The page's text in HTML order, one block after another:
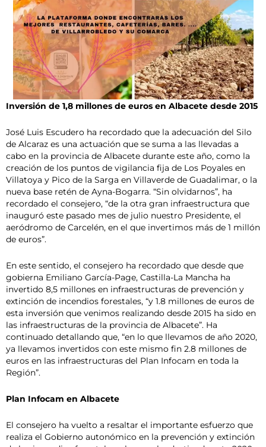
Inversión de 1,8 millones de euros en Albacete desde 2015
José Luis Escudero ha recordado que la adecuación del Silo
de Alcaraz es una actuación que se suma a las llevadas a
cabo en la provincia de Albacete durante este año, como la
creación de los puntos de vigilancia fija de Los Poyales en
Villatoya y Pico de la Sarga en Villaverde de Guadalimar, o la
nueva base retén de Ayna-Bogarra. “Sin olvidarnos”, ha
recordado el consejero, “de la otra gran infraestructura que
inauguró este pasado mes de julio nuestro Presidente, el
aeródromo de Carcelén, en el que invertimos más de 1 millón
de euros”.
En este sentido, el consejero ha recordado que desde que
gobierna Emiliano García-Page, Castilla-La Mancha ha
invertido 8,5 millones en infraestructuras de prevención y
extinción de incendios forestales, “y 1.8 millones de euros de
esta inversión que venimos realizando desde 2015 ha sido en
las infraestructuras de la provincia de Albacete”. Ha
continuado detallando que, “en lo que llevamos de año 2020,
ya llevamos invertidos con este mismo fin 2.8 millones de
euros en las infraestructuras del Plan Infocam en toda la
Región”.
Plan Infocam en Albacete
El consejero ha vuelto a resaltar el importante esfuerzo que
realiza el Gobierno autonómico en la prevención y extinción